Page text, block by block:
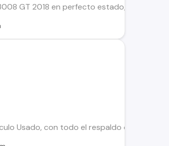
GT 2018 en perfecto estado, muy
Usado, con todo el respaldo de